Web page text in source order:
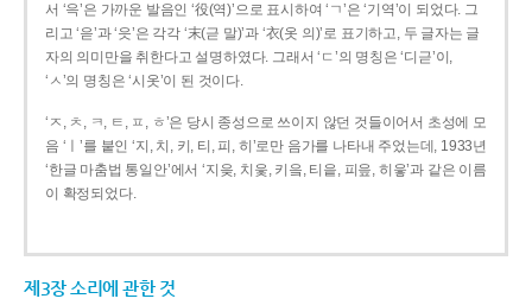
서 ‘윽’은 가까운 발음인 ‘役(역)’으로 표시하여 ‘ㄱ’은 ‘기역’이 되었다. 그
리고 ‘읃’과 ‘읏’은 각각 ‘末(귿 말)’과 ‘衣(옷 의)’로 표기하고, 두 글자는 글
자의 의미만을 취한다고 설명하였다. 그래서 ‘ㄷ’의 명칭은 ‘디귿’이,
‘ㅅ’의 명칭은 ‘시옷’이 된 것이다.
‘ㅈ, ㅊ, ㅋ, ㅌ, ㅍ, ㅎ’은 당시 종성으로 쓰이지 않던 것들이어서 초성에 모
음 ‘ㅣ’를 붙인 ‘지, 치, 키, 티, 피, 히’로만 음가를 나타내 주었는데, 1933년
‘한글 마춤법 통일안’에서 ‘지읒, 치읓, 키읔, 티읕, 피읖, 히읗’과 같은 이름
이 확정되었다.
제3장 소리에 관한 것